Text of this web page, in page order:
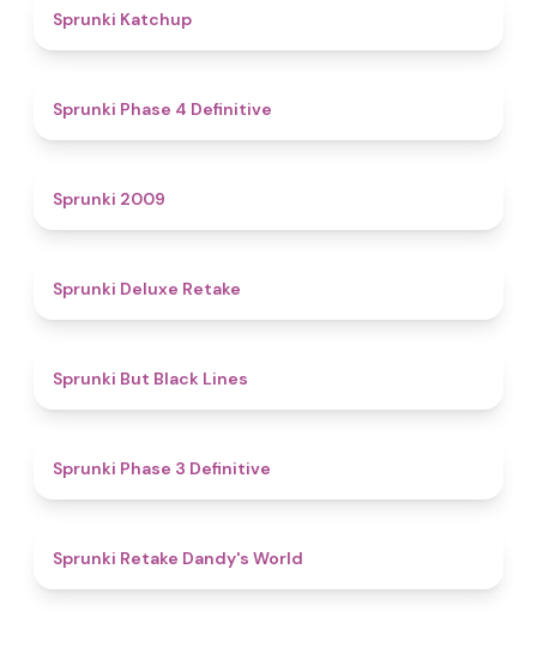
Sprunki Katchup
Sprunki Phase 4 Definitive
Sprunki 2009
Sprunki Deluxe Retake
Sprunki But Black Lines
Sprunki Phase 3 Definitive
Sprunki Retake Dandy's World